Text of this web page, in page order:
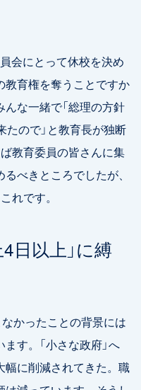
会にとって休校を決め
教育権を奪うことですか
な一緒で「総理の方針
たので」と教育長が独断
教育委員の皆さんに集
べきところでしたが、
れです。
日以上」に縛
かったことの背景には
す。「小さな政府」へ
に削減されてきた。職